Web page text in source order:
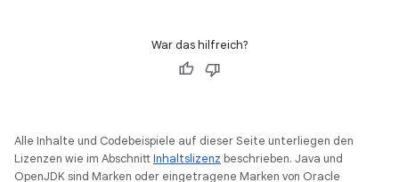
War das hilfreich?
Alle Inhalte und Codebeispiele auf dieser Seite unterliegen den
Lizenzen wie im AbschnittInhaltslizenz beschrieben. Java und
OpenJDK sind Marken oder eingetragene Marken von Oracle